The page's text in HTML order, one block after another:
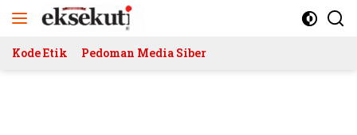
Kode Etik Pedoman Media Siber